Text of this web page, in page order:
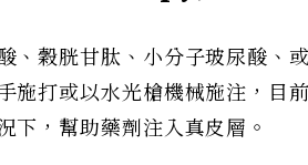
、穀胱甘肽、小分子玻尿酸、
施打或以水光槍機械施注，
下，幫助藥劑注入真皮層。